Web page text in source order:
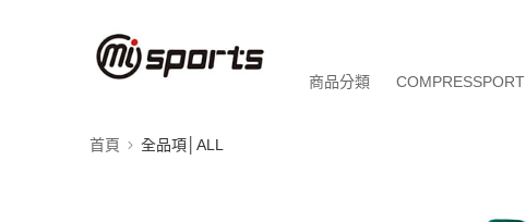
商品分類 COMPRESSPORT
首頁 全品項│ALL